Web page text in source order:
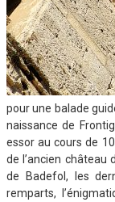
pour une balade
naissance de
essor au cours de
de l’ancien château
de Badefol, les
remparts,